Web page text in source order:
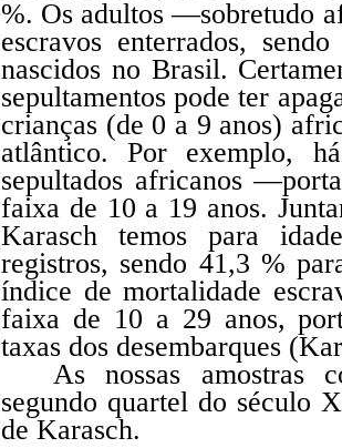
%. Os adultos —sobretudo
escravos enterrados,
nascidos no Brasil.
sepultamentos pode ter
crianças (de 0 a 9 anos)
atlântico. Por exemplo,
sepultados africanos
faixa de 10 a 19 anos.
Karasch temos para
registros, sendo 41,3 %
índice de mortalidade
faixa de 10 a 29 anos,
taxas dos desembarques
As nossas amostras
segundo quartel do século
de Karasch.